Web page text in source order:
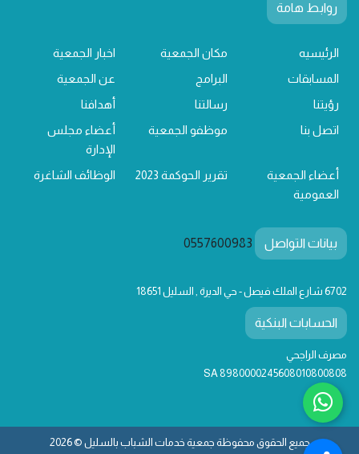
روابط هامة
الرئيسيه مكان الجمعية
اخبار الجمعية
المسابقات
البرامج
عن الجمعية
رؤيتنا
رسالتنا
أهدافنا
اتصل بنا
موظفو الجمعية
أعضاء مجلس
الإدارة
أعضاء الجمعية
العمومية
تقرير الحوكمة 2023 الوظائف الشاغرة
بيانات التواصل 0557600983
6702 شارع الملك فيصل - حي الديرة , السليل 18651
الحسابات البنكية
مصرف الراجحي
SA 8980000245608010800808
جميع الحقوق محفوظة جمعية خدمات الشباب بالسليل © 2026